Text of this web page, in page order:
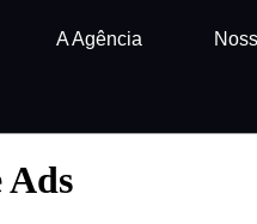
A Agência
Ads